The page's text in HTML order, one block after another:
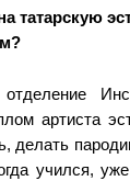
татарскую
артиста
делать
учился,